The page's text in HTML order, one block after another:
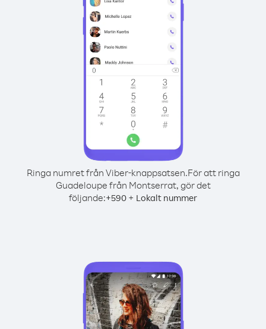
Ringa numret från Viber-knappsatsen.För att ringa
Guadeloupe från Montserrat, gör det
följande:+590 + Lokalt nummer